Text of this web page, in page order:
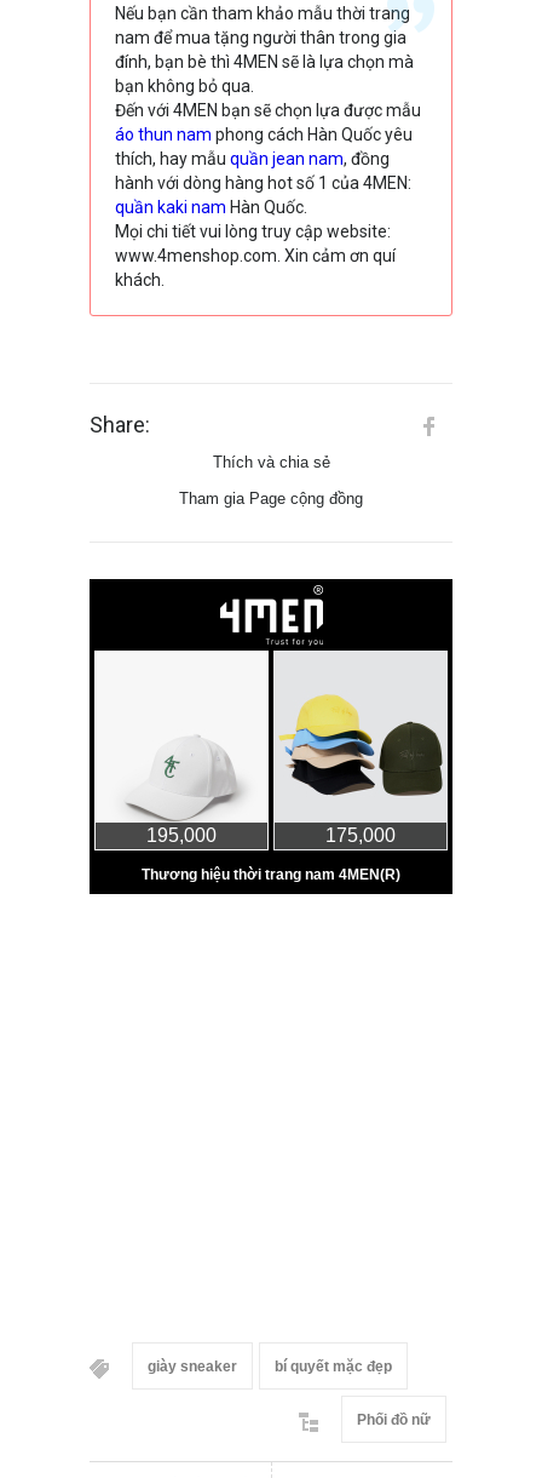
Nếu bạn cần tham khảo mẫu thời trang
nam để mua tặng người thân trong gia
đính, bạn bè thì 4MEN sẽ là lựa chọn mà
bạn không bỏ qua.
Đến với 4MEN bạn sẽ chọn lựa được mẫu
áo thun nam phong cách Hàn Quốc yêu
thích, hay mẫu quần jean nam, đồng
hành với dòng hàng hot số 1 của 4MEN:
quần kaki nam Hàn Quốc.
Mọi chi tiết vui lòng truy cập website:
www.4menshop.com. Xin cảm ơn quí
khách.
Share:
Thích và chia sẻ
Tham gia Page cộng đồng
giày sneaker bí quyết mặc đẹp
Phối đồ nữ